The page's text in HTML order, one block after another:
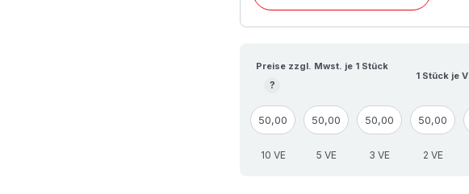
Preise zzgl. Mwst. je 1 Stück
?
1 Stück je
50,00 50,00 50,00 50,00
10 VE 5 VE 3 VE 2 VE